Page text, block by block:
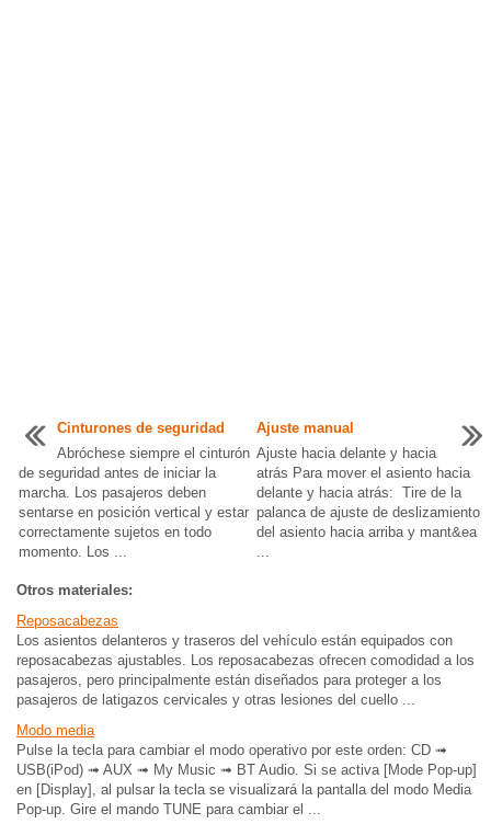
Cinturones de seguridad
Abróchese siempre el cinturón
de seguridad antes de iniciar la
marcha. Los pasajeros deben
sentarse en posición vertical y estar
correctamente sujetos en todo
momento. Los ...
Ajuste manual
Ajuste hacia delante y hacia
atrás Para mover el asiento hacia
delante y hacia atrás: Tire de la
palanca de ajuste de deslizamiento
del asiento hacia arriba y mant&ea
...
Otros materiales:
Reposacabezas
Los asientos delanteros y traseros del vehículo están equipados con
reposacabezas ajustables. Los reposacabezas ofrecen comodidad a los
pasajeros, pero principalmente están diseñados para proteger a los
pasajeros de latigazos cervicales y otras lesiones del cuello ...
Modo media
Pulse la tecla para cambiar el modo operativo por este orden: CD ➟
USB(iPod) ➟ AUX ➟ My Music ➟ BT Audio. Si se activa [Mode Pop-up]
en [Display], al pulsar la tecla se visualizará la pantalla del modo Media
Pop-up. Gire el mando TUNE para cambiar el ...